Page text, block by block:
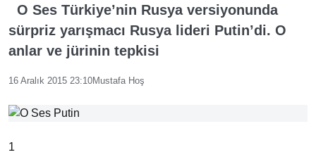
O Ses Türkiye’nin Rusya versiyonunda
sürpriz yarışmacı Rusya lideri Putin’di. O
anlar ve jürinin tepkisi
16 Aralık 2015 23:10Mustafa Hoş
1